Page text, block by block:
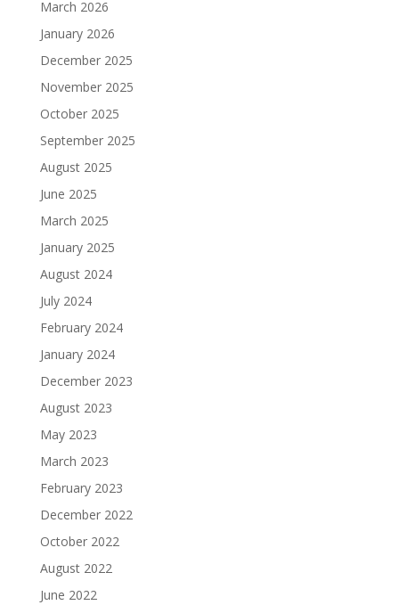
March 2026
January 2026
December 2025
November 2025
October 2025
September 2025
August 2025
June 2025
March 2025
January 2025
August 2024
July 2024
February 2024
January 2024
December 2023
August 2023
May 2023
March 2023
February 2023
December 2022
October 2022
August 2022
June 2022